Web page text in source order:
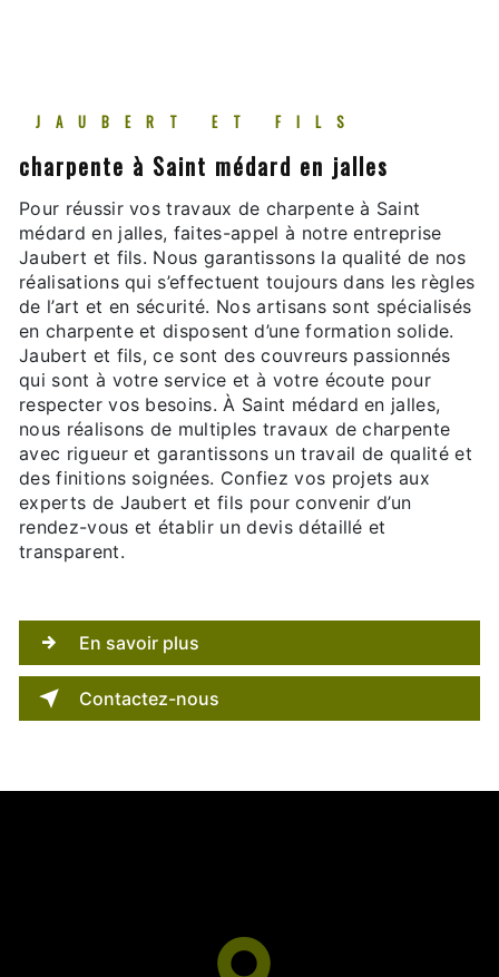
JAUBERT ET FILS
charpente à Saint médard en jalles
Pour réussir vos travaux de charpente à Saint
médard en jalles, faites-appel à notre entreprise
Jaubert et fils. Nous garantissons la qualité de nos
réalisations qui s’effectuent toujours dans les règles
de l’art et en sécurité. Nos artisans sont spécialisés
en charpente et disposent d’une formation solide.
Jaubert et fils, ce sont des couvreurs passionnés
qui sont à votre service et à votre écoute pour
respecter vos besoins. À Saint médard en jalles,
nous réalisons de multiples travaux de charpente
avec rigueur et garantissons un travail de qualité et
des finitions soignées. Confiez vos projets aux
experts de Jaubert et fils pour convenir d’un
rendez-vous et établir un devis détaillé et
transparent.
En savoir plus
Contactez-nous